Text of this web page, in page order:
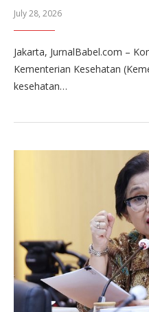
July 28, 2026
Jakarta, JurnalBabel.com –
Kementerian Kesehatan
kesehatan…